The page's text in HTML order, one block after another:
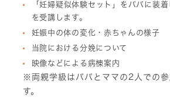
「妊婦疑似体験セット」をパパに装
を受講します。
妊娠中の体の変化・赤ちゃんの様子
当院における分娩について
映像などによる病棟案内
※両親学級はパパとママの2人での参
す。